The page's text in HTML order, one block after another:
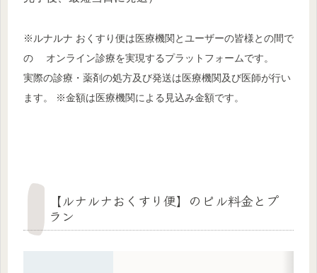
※ルナルナ おくすり便は医療機関とユーザーの皆様との間で
の オンライン診療を実現するプラットフォームです。
実際の診療・薬剤の処方及び発送は医療機関及び医師が行い
ます。 ※金額は医療機関による見込み金額です。
【ルナルナおくすり便】のピル料金とプ
ラン